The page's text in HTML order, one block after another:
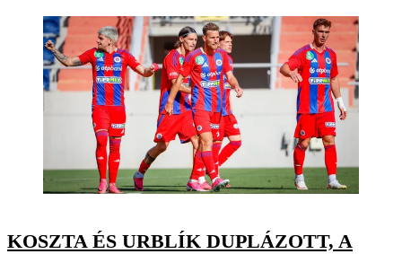
KOSZTA ÉS URBLÍK DUPLÁZOTT, A